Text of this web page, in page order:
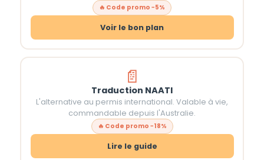
🔥 Code promo −5%
Voir le bon plan
📄
Traduction NAATI
L'alternative au permis international. Valable à vie,
commandable depuis l'Australie.
🔥 Code promo −18%
Lire le guide